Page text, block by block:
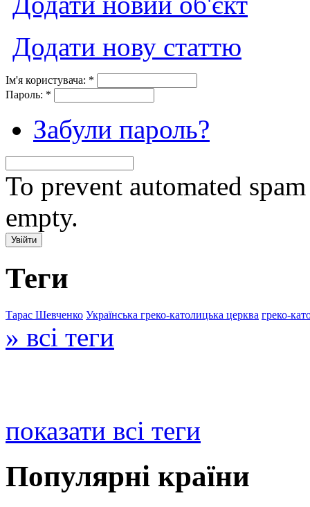
Додати нову статтю
Ім'я користувача: *
Пароль: *
Забули пароль?
To prevent automated
empty.
Теги
Тарас Шевченко Українська греко-католицька церква греко-
» всі теги
показати всі теги
Популярні країни